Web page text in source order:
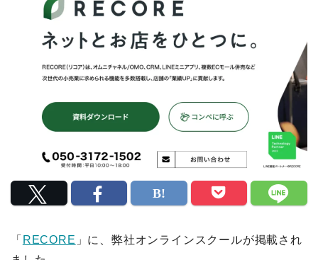
「 RECORE 」に、弊社オンラインスクールが掲載され